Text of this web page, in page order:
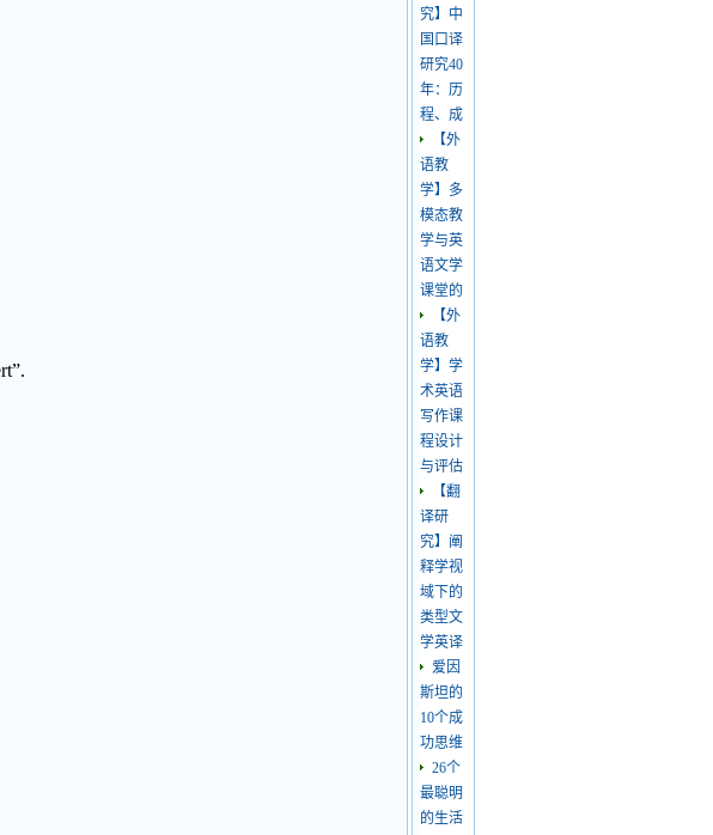
究】中
国口译
研究40
年：历
程、成
【外
语教
学】多
模态教
学与英
语文学
课堂的
【外
语教
学】学
术英语
写作课
程设计
与评估
【翻
译研
究】阐
释学视
域下的
类型文
学英译
爱因
斯坦的
10个成
功思维
26个
最聪明
的生活